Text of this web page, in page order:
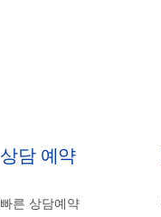
상담 예약
빠른 상담예약